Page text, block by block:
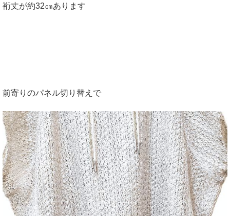
裄丈が約32㎝あります
前寄りのパネル切り替えで